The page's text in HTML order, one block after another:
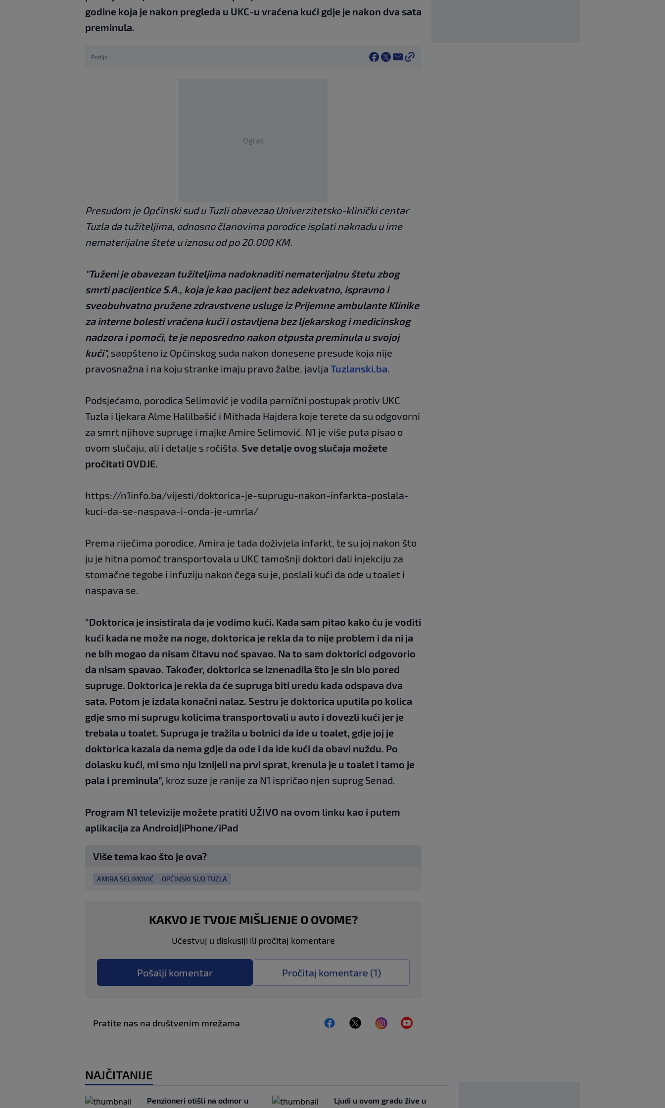
godine koja je nakon pregleda u UKC-u vraćena kući gdje je nakon dva sata
preminula.
Podijeli
Oglas
Presudom je Općinski sud u Tuzli obavezao Univerzitetsko-klinički centar
Tuzla da tužiteljima, odnosno članovima porodice isplati naknadu u ime
nematerijalne štete u iznosu od po 20.000 KM.
"Tuženi je obavezan tužiteljima nadoknaditi nematerijalnu štetu zbog
smrti pacijentice S.A., koja je kao pacijent bez adekvatno, ispravno i
sveobuhvatno pružene zdravstvene usluge iz Prijemne ambulante Klinike
za interne bolesti vraćena kući i ostavljena bez ljekarskog i medicinskog
nadzora i pomoći, te je neposredno nakon otpusta preminula u svojoj
kući", saopšteno iz Općinskog suda nakon donesene presude koja nije
pravosnažna i na koju stranke imaju pravo žalbe, javlja Tuzlanski.ba
Podsjećamo, porodica Selimović je vodila parnični postupak protiv UKC
Tuzla i ljekara Alme Halilbašić i Mithada Hajdera koje terete da su odgovorni
za smrt njihove supruge i majke Amire Selimović. N1 je više puta pisao o
ovom slučaju, ali i detalje s ročišta. Sve detalje ovog slučaja možete
pročitati OVDJE.
https://n1info.ba/vijesti/doktorica-je-suprugu-nakon-infarkta-poslala-
kuci-da-se-naspava-i-onda-je-umrla/
Prema riječima porodice, Amira je tada doživjela infarkt, te su joj nakon što
ju je hitna pomoć transportovala u UKC tamošnji doktori dali injekciju za
stomačne tegobe i infuziju nakon čega su je, poslali kući da ode u toalet i
naspava se.
“Doktorica je insistirala da je vodimo kući. Kada sam pitao kako ću je voditi
kući kada ne može na noge, doktorica je rekla da to nije problem i da ni ja
ne bih mogao da nisam čitavu noć spavao. Na to sam doktorici odgovorio
da nisam spavao. Također, doktorica se iznenadila što je sin bio pored
supruge. Doktorica je rekla da će supruga biti uredu kada odspava dva
sata. Potom je izdala konačni nalaz. Sestru je doktorica uputila po kolica
gdje smo mi suprugu kolicima transportovali u auto i dovezli kući jer je
trebala u toalet. Supruga je tražila u bolnici da ide u toalet, gdje joj je
doktorica kazala da nema gdje da ode i da ide kući da obavi nuždu. Po
dolasku kući, mi smo nju iznijeli na prvi sprat, krenula je u toalet i tamo je
pala i preminula”, kroz suze je ranije za N1 ispričao njen suprug Senad.
Program N1 televizije možete pratiti UŽIVO na ovom linku kao i putem
aplikacija za Android|iPhone/iPad
Više tema kao što je ova?
AMIRA SELIMOVIĆ OPĆINSKI SUD TUZLA
KAKVO JE TVOJE MIŠLJENJE O OVOME?
Učestvuj u diskusiji ili pročitaj komentare
Pošalji komentar Pročitaj komentare (1)
Pratite nas na društvenim mrežama
NAJČITANIJE
Penzioneri otišli na odmor u
Ljudi u ovom gradu žive u